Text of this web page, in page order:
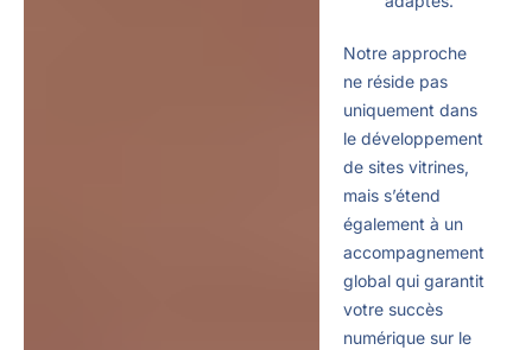
Notre approche
ne réside pas
uniquement dans
le développement
de sites vitrines,
mais s’étend
également à un
accompagnement
global qui garantit
votre succès
numérique sur le